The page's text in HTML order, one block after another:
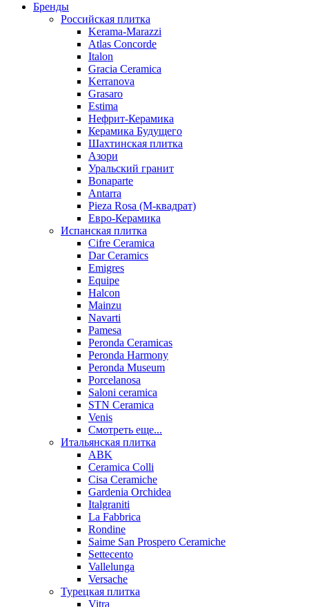
Бренды
Российская плитка
Kerama-Marazzi
Atlas Concorde
Italon
Gracia Ceramica
Kerranova
Grasaro
Estima
Нефрит-Керамика
Керамика Будущего
Шахтинская плитка
Азори
Уральский гранит
Bonaparte
Antarra
Pieza Rosa (М-квадрат)
Евро-Керамика
Испанская плитка
Cifre Ceramica
Dar Ceramics
Emigres
Equipe
Halcon
Mainzu
Navarti
Pamesa
Peronda Ceramicas
Peronda Harmony
Peronda Museum
Porcelanosa
Saloni ceramica
STN Ceramica
Venis
Смотреть еще...
Итальянская плитка
ABK
Ceramica Colli
Cisa Ceramiche
Gardenia Orchidea
Italgraniti
La Fabbrica
Rondine
Saime San Prospero Ceramiche
Settecento
Vallelunga
Versache
Турецкая плитка
Vitra